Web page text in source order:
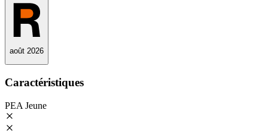
août 2026
Caractéristiques
PEA Jeune